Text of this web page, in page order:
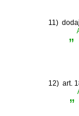
11)
„
12) art.
„